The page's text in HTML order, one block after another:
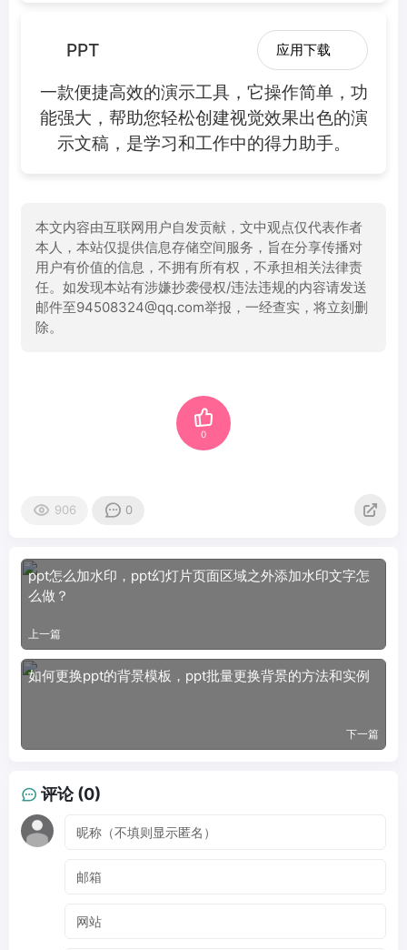
PPT 应用下载
一款便捷高效的演示工具，它操作简单，功
能强大，帮助您轻松创建视觉效果出色的演
示文稿，是学习和工作中的得力助手。
本文内容由互联网用户自发贡献，文中观点仅代表作者
本人，本站仅提供信息存储空间服务，旨在分享传播对
用户有价值的信息，不拥有所有权，不承担相关法律责
任。如发现本站有涉嫌抄袭侵权/违法违规的内容请发送
邮件至94508324@qq.com举报，一经查实，将立刻删
除。
0
906 0
ppt怎么加水印，ppt幻灯片页面区域之外添加水印文字怎
么做？
上一篇
如何更换ppt的背景模板，ppt批量更换背景的方法和实例
下一篇
评论 (0)